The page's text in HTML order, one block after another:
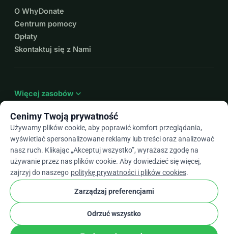
O WhyDonate
Centrum pomocy
Opłaty
Skontaktuj się z Nami
Więcej zasobów expand_more
Plarrow_drop_down
★★★★★4,9 / 5 na podstawie ponad 500 opinii
WhyDonate
Prywatność i pliki cookie
Regulamin
Ustawienia Plików Cookie
Cenimy Twoją prywatność
Używamy plików cookie, aby poprawić komfort przeglądania,
wyświetlać spersonalizowane reklamy lub treści oraz analizować
nasz ruch. Klikając „Akceptuj wszystko”, wyrażasz zgodę na
używanie przez nas plików cookie. Aby dowiedzieć się więcej,
zajrzyj do naszego politykę prywatności i plików cookies.
Zarządzaj preferencjami
Odrzuć wszystko